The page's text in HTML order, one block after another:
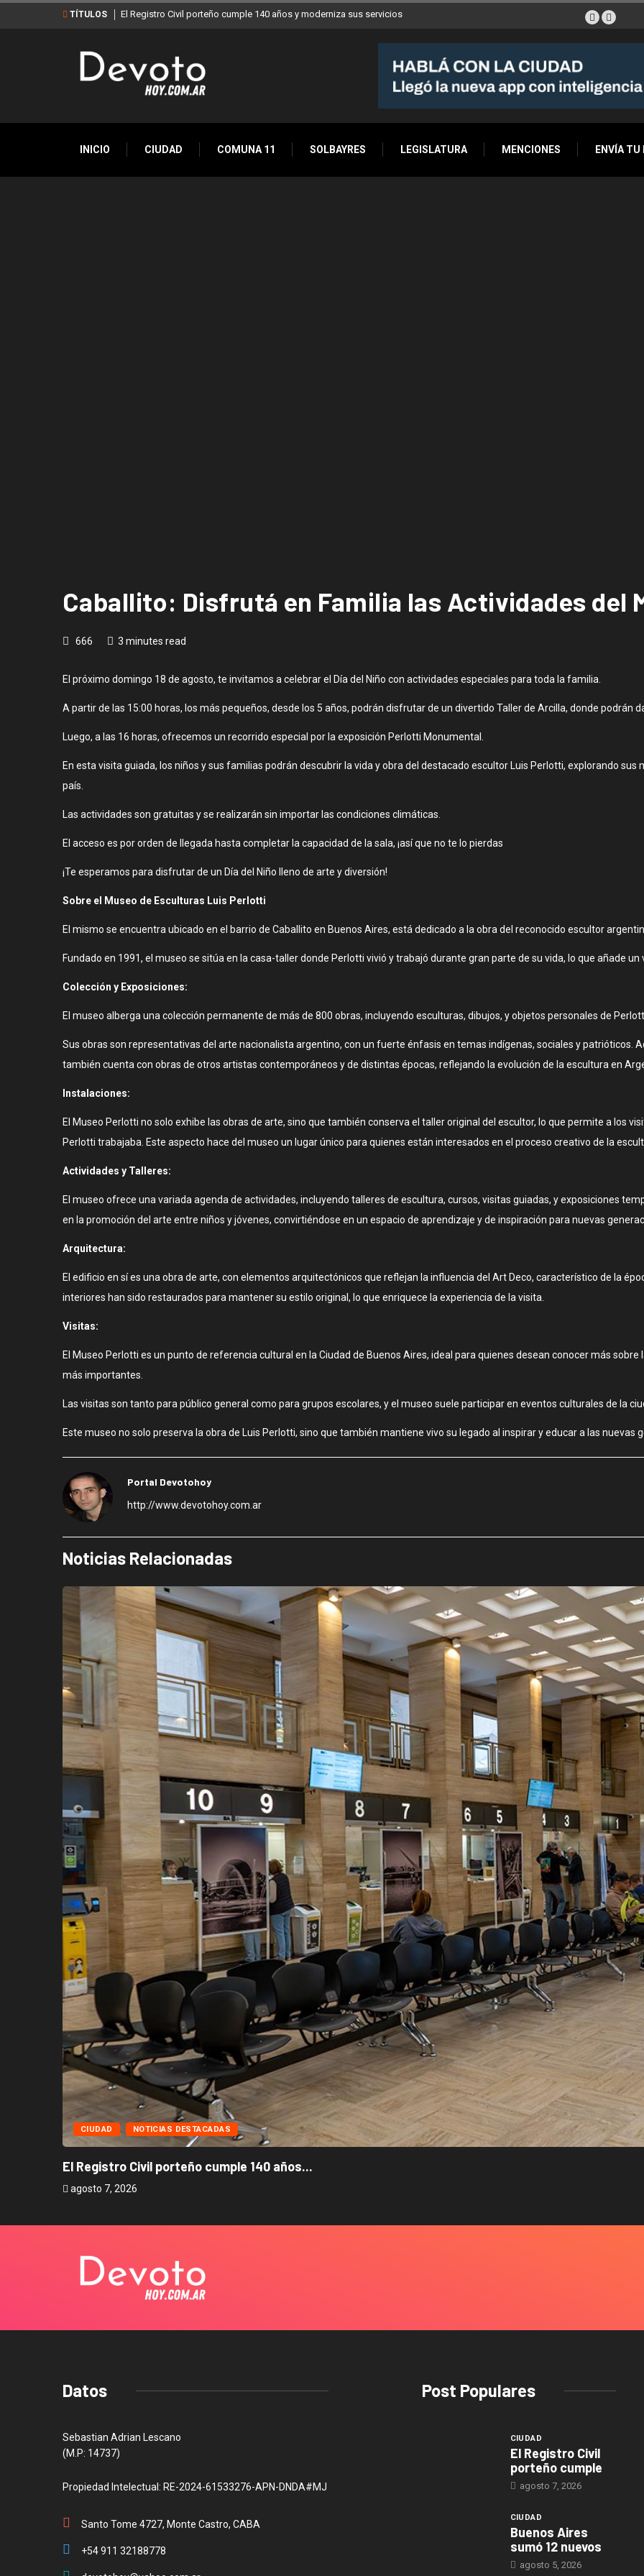
TÍTULOS El Registro Civil porteño cumple 140 años y moderniza sus servicios
INICIO CIUDAD COMUNA 11 SOLBAYRES LEGISLATURA MENCIONES ENVÍA TU
Caballito: Disfrutá en Familia las Actividades del
666 3 minutes read
El próximo domingo 18 de agosto, te invitamos a celebrar el Día del Niño con actividades especiales para toda la familia.
A partir de las 15:00 horas, los más pequeños, desde los 5 años, podrán disfrutar de un divertido Taller de Arcilla, donde podrán
Luego, a las 16 horas, ofrecemos un recorrido especial por la exposición Perlotti Monumental.
En esta visita guiada, los niños y sus familias podrán descubrir la vida y obra del destacado escultor Luis Perlotti, explorando
país.
Las actividades son gratuitas y se realizarán sin importar las condiciones climáticas.
El acceso es por orden de llegada hasta completar la capacidad de la sala, ¡así que no te lo pierdas
¡Te esperamos para disfrutar de un Día del Niño lleno de arte y diversión!
Sobre el Museo de Esculturas Luis Perlotti
El mismo se encuentra ubicado en el barrio de Caballito en Buenos Aires, está dedicado a la obra del reconocido escultor
Fundado en 1991, el museo se sitúa en la casa-taller donde Perlotti vivió y trabajó durante gran parte de su vida, lo que añade
Colección y Exposiciones:
El museo alberga una colección permanente de más de 800 obras, incluyendo esculturas, dibujos, y objetos personales de
Sus obras son representativas del arte nacionalista argentino, con un fuerte énfasis en temas indígenas, sociales y patrióticos.
también cuenta con obras de otros artistas contemporáneos y de distintas épocas, reflejando la evolución de la escultura en
Instalaciones:
El Museo Perlotti no solo exhibe las obras de arte, sino que también conserva el taller original del escultor, lo que permite a los
Perlotti trabajaba. Este aspecto hace del museo un lugar único para quienes están interesados en el proceso creativo de la
Actividades y Talleres:
El museo ofrece una variada agenda de actividades, incluyendo talleres de escultura, cursos, visitas guiadas, y exposiciones
en la promoción del arte entre niños y jóvenes, convirtiéndose en un espacio de aprendizaje y de inspiración para nuevas
Arquitectura:
El edificio en sí es una obra de arte, con elementos arquitectónicos que reflejan la influencia del Art Deco, característico de la
interiores han sido restaurados para mantener su estilo original, lo que enriquece la experiencia de la visita.
Visitas:
El Museo Perlotti es un punto de referencia cultural en la Ciudad de Buenos Aires, ideal para quienes desean conocer más
más importantes.
Las visitas son tanto para público general como para grupos escolares, y el museo suele participar en eventos culturales de la
Este museo no solo preserva la obra de Luis Perlotti, sino que también mantiene vivo su legado al inspirar y educar a las nuevas
Portal Devotohoy
http://www.devotohoy.com.ar
Noticias Relacionadas
CIUDAD NOTICIAS DESTACADAS
El Registro Civil porteño cumple 140 años...
agosto 7, 2026
Datos
Sebastian Adrian Lescano
(M.P: 14737)
Propiedad Intelectual: RE-2024-61533276-APN-DNDA#MJ
Santo Tome 4727, Monte Castro, CABA
+54 911 32188778
Post Populares
CIUDAD
El Registro Civil
porteño cumple
agosto 7, 2026
CIUDAD
Buenos Aires
sumó 12 nuevos
agosto 5, 2026